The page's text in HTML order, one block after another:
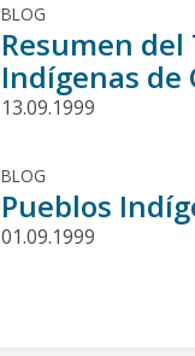
BLOG
Resumen
Indígenas de
13.09.1999
BLOG
Pueblos
01.09.1999